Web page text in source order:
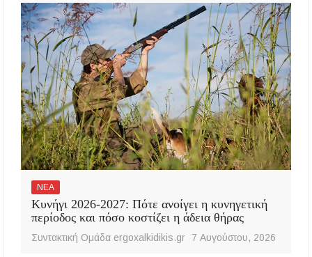
ΝΕΑ
Κυνήγι 2026-2027: Πότε ανοίγει η κυνηγετική
περίοδος και πόσο κοστίζει η άδεια θήρας
Συντακτική Ομάδα ergoxalkidikis.gr 7 Αυγούστου, 2026